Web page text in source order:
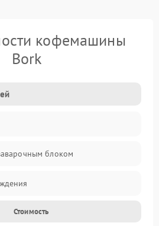
кофемашины
Bork
блоком
Стоимость